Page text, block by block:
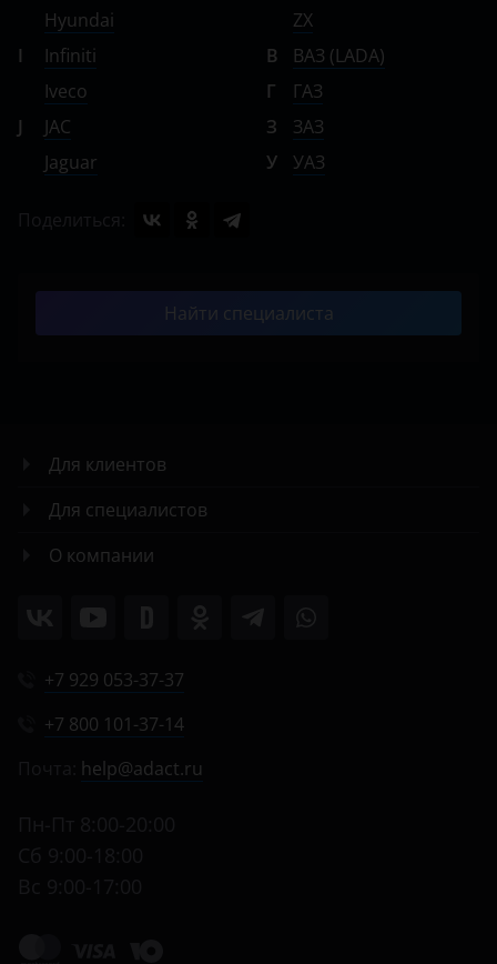
Hyundai
I
Infiniti
Iveco
J
JAC
Jaguar
ZX
В
ВАЗ (LADA)
Г
ГАЗ
З
ЗАЗ
У
УАЗ
Найти специалиста
Для клиентов
Для специалистов
О компании
+7 929 053-37-37
+7 800 101-37-14
help@adact.ru